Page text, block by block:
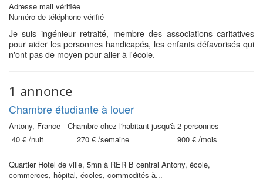
Adresse mail vérifiée
Numéro de téléphone vérifié
Je suis ingénieur retraité, membre des associations caritatives
pour aider les personnes handicapés, les enfants défavorisés qui
n'ont pas de moyen pour aller à l'école.
1 annonce
Chambre étudiante à louer
Antony, France - Chambre chez l'habitant jusqu'à 2 personnes
40 € /nuit 270 € /semaine 900 € /mois
Quartier Hotel de ville, 5mn à RER B central Antony, école,
commerces, hôpital, écoles, commodités à...